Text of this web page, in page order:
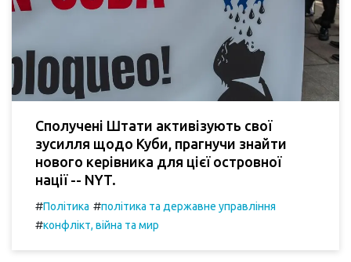
Сполучені Штати активізують свої
зусилля щодо Куби, прагнучи знайти
нового керівника для цієї островної
нації -- NYT.
#Політика #політика та державне управління
#конфлікт, війна та мир